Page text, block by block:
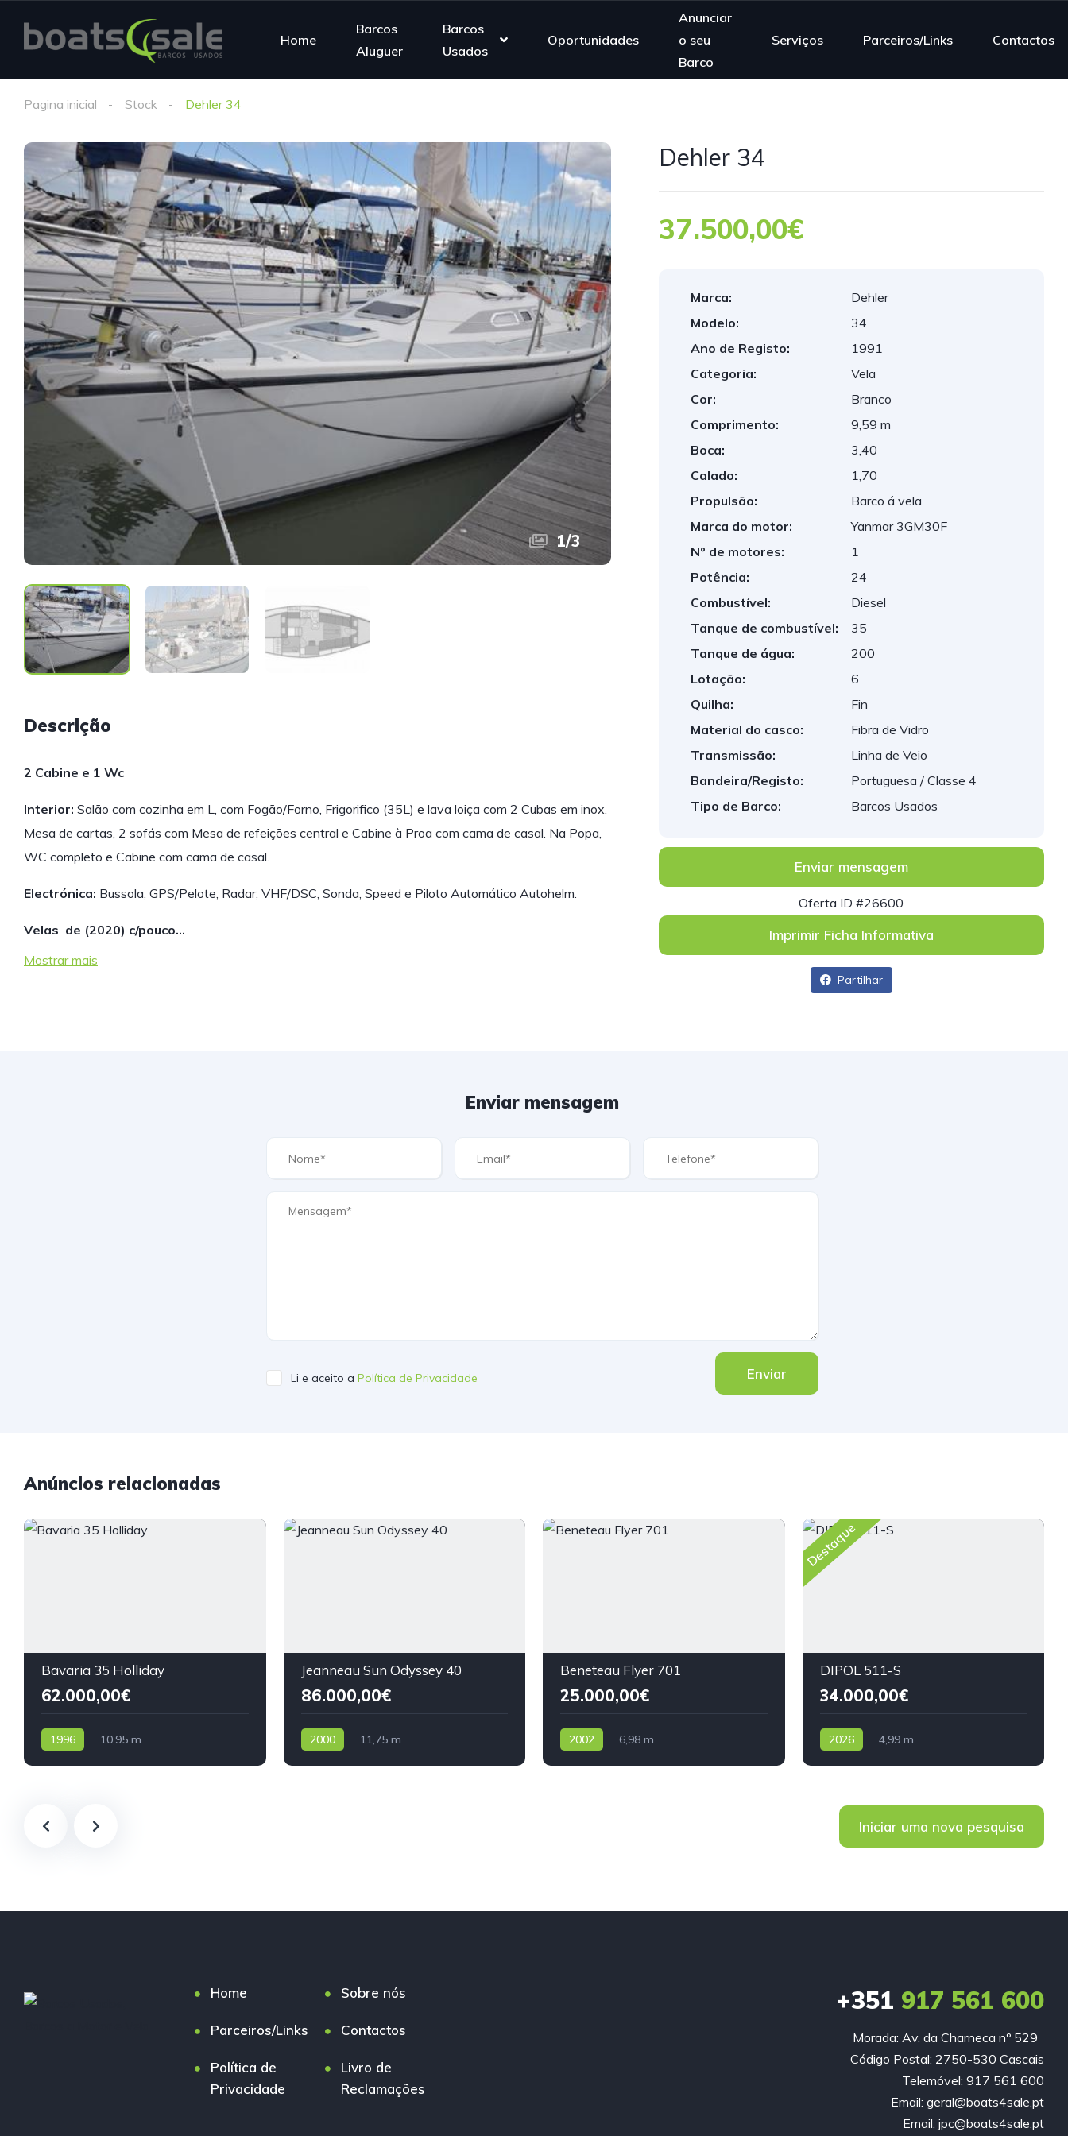
Home
Barcos
Aluguer
Barcos
Usados
Oportunidades
Anunciar
o seu
Barco
Serviços Parceiros/Links Contactos
Pagina inicial Stock Dehler 34
1/3
Descrição
2 Cabine e 1 Wc
Interior: Salão com cozinha em L, com Fogão/Forno, Frigorifico (35L) e lava loiça com 2 Cubas em inox,
Mesa de cartas, 2 sofás com Mesa de refeições central e Cabine à Proa com cama de casal. Na Popa,
WC completo e Cabine com cama de casal.
Electrónica: Bussola, GPS/Pelote, Radar, VHF/DSC, Sonda, Speed e Piloto Automático Autohelm.
Velas de (2020) c/pouco…
Mostrar mais
Dehler 34
37.500,00€
Marca:
Dehler
Modelo:
34
Ano de Registo:
1991
Categoria:
Vela
Cor:
Branco
Comprimento:
9,59 m
Boca:
3,40
Calado:
1,70
Propulsão:
Barco á vela
Marca do motor:
Yanmar 3GM30F
Nº de motores:
1
Potência:
24
Combustível:
Diesel
Tanque de combustível:
35
Tanque de água:
200
Lotação:
6
Quilha:
Fin
Material do casco:
Fibra de Vidro
Transmissão:
Linha de Veio
Bandeira/Registo:
Portuguesa / Classe 4
Tipo de Barco:
Barcos Usados
Enviar mensagem
Oferta ID #26600
Imprimir Ficha Informativa
Partilhar
Enviar mensagem
Li e aceito a Política de Privacidade Enviar
Anúncios relacionadas
Bavaria 35 Holliday
62.000,00€
1996 10,95 m
Jeanneau Sun Odyssey 40
86.000,00€
2000 11,75 m
Beneteau Flyer 701
25.000,00€
2002 6,98 m
Destaque
DIPOL 511-S
34.000,00€
2026 4,99 m
Iniciar uma nova pesquisa
Home Sobre nós
Parceiros/Links Contactos
Política de
Privacidade
Livro de
Reclamações
+351 917 561 600
Morada: Av. da Charneca nº 529
Código Postal: 2750-530 Cascais
Telemóvel: 917 561 600
Email: geral@boats4sale.pt
Email: jpc@boats4sale.pt